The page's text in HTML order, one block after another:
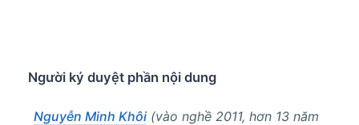
Người ký duyệt phần nội dung
Nguyễn Minh Khôi (vào nghề 2011, hơn 13 năm